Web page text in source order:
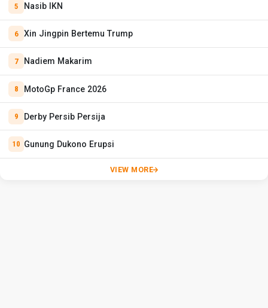
Nasib IKN
Xin Jingpin Bertemu Trump
Nadiem Makarim
MotoGp France 2026
Derby Persib Persija
Gunung Dukono Erupsi
VIEW MORE